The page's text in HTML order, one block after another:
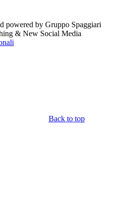
powered by Gruppo Spaggiari
& New Social Media
Back to top